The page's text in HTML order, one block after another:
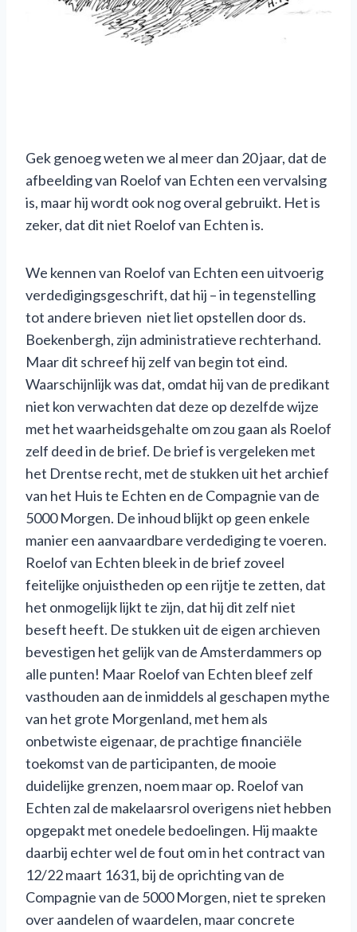
Gek genoeg weten we al meer dan 20 jaar, dat de
afbeelding van Roelof van Echten een vervalsing
is, maar hij wordt ook nog overal gebruikt. Het is
zeker, dat dit niet Roelof van Echten is.
We kennen van Roelof van Echten een uitvoerig
verdedigingsgeschrift, dat hij – in tegenstelling
tot andere brieven niet liet opstellen door ds.
Boekenbergh, zijn administratieve rechterhand.
Maar dit schreef hij zelf van begin tot eind.
Waarschijnlijk was dat, omdat hij van de predikant
niet kon verwachten dat deze op dezelfde wijze
met het waarheidsgehalte om zou gaan als Roelof
zelf deed in de brief. De brief is vergeleken met
het Drentse recht, met de stukken uit het archief
van het Huis te Echten en de Compagnie van de
5000 Morgen. De inhoud blijkt op geen enkele
manier een aanvaardbare verdediging te voeren.
Roelof van Echten bleek in de brief zoveel
feitelijke onjuistheden op een rijtje te zetten, dat
het onmogelijk lijkt te zijn, dat hij dit zelf niet
beseft heeft. De stukken uit de eigen archieven
bevestigen het gelijk van de Amsterdammers op
alle punten! Maar Roelof van Echten bleef zelf
vasthouden aan de inmiddels al geschapen mythe
van het grote Morgenland, met hem als
onbetwiste eigenaar, de prachtige financiële
toekomst van de participanten, de mooie
duidelijke grenzen, noem maar op. Roelof van
Echten zal de makelaarsrol overigens niet hebben
opgepakt met onedele bedoelingen. Hij maakte
daarbij echter wel de fout om in het contract van
12/22 maart 1631, bij de oprichting van de
Compagnie van de 5000 Morgen, niet te spreken
over aandelen of waardelen, maar concrete